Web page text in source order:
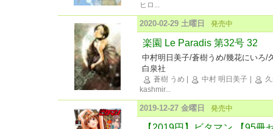
ヒロ ...
2020-02-29 土曜日 発売中
楽園 Le Paradis 第32号 32
中村明日美子/蒼樹うめ/幾花にいろ/
白泉社
蒼樹 うめ 中村 明日美子
kashmir...
2019-12-27 金曜日 発売中